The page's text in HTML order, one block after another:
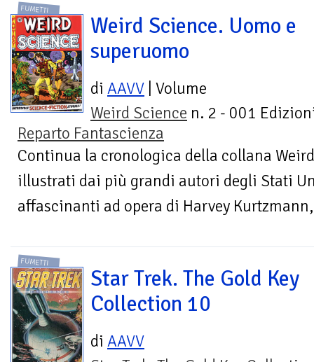
FUMETTI
Weird Science. Uomo e
superuomo
di AAVV | Volume
Weird Science n. 2 - 001
Reparto Fantascienza
Continua la cronologica della collana
illustrati dai più grandi autori degli Stati
affascinanti ad opera di Harvey Kurtzmann,
FUMETTI
Star Trek. The Gold Key
Collection 10
di AAVV